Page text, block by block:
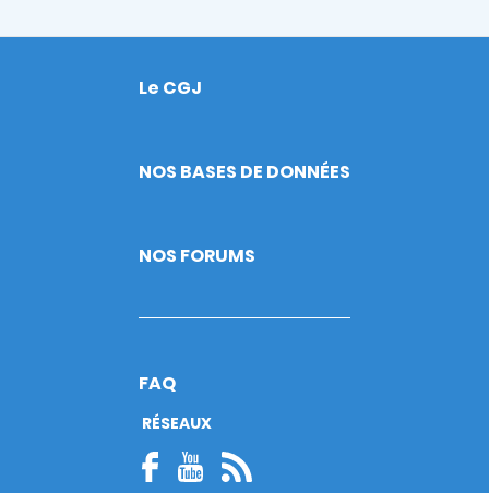
Footer
Le CGJ
NOS BASES DE DONNÉES
NOS FORUMS
FAQ
RÉSEAUX